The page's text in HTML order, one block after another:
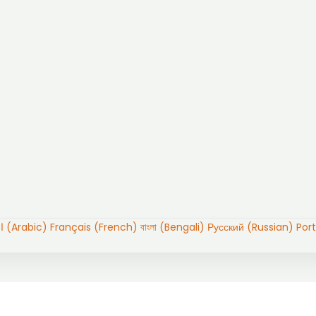
العربية (Arabic) Français (French) বাংলা (Bengali) Русский (Russian)